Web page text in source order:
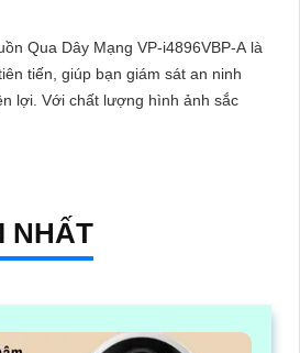
Qua Dây Mạng VP-i4896VBP-A là
tiến, giúp bạn giám sát an ninh
ảnh sắc
NHẤT